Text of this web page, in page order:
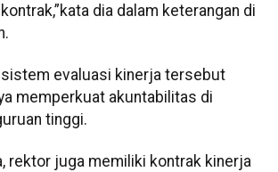
dia dalam keterangan di
sistem evaluasi kinerja tersebut
memperkuat akuntabilitas di
tinggi.
rektor juga memiliki kontrak kinerja